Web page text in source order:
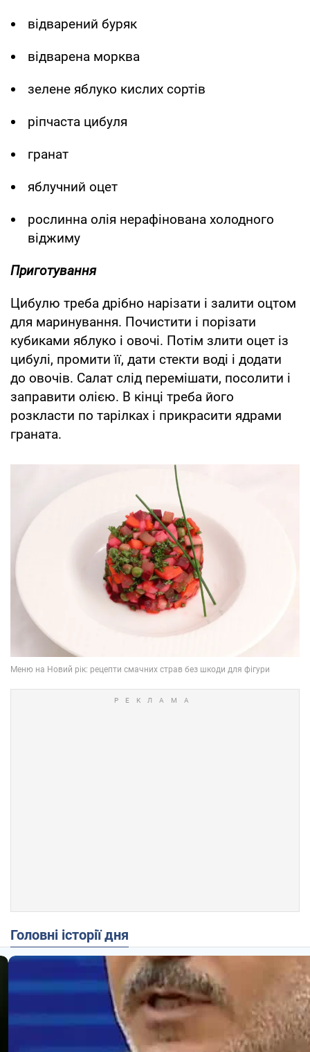
відварений буряк
відварена морква
зелене яблуко кислих сортів
ріпчаста цибуля
гранат
яблучний оцет
рослинна олія нерафінована холодного
віджиму
Приготування
Цибулю треба дрібно нарізати і залити оцтом
для маринування. Почистити і порізати
кубиками яблуко і овочі. Потім злити оцет із
цибулі, промити її, дати стекти воді і додати
до овочів. Салат слід перемішати, посолити і
заправити олією. В кінці треба його
розкласти по тарілках і прикрасити ядрами
граната.
Головні історії дня